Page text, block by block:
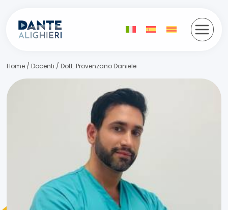
contenuto
Home /Docenti /Dott. Provenzano Daniele